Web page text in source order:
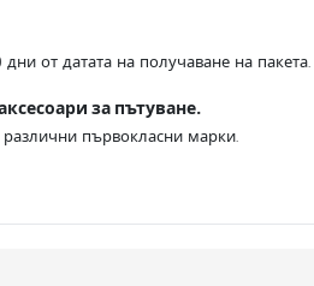
от датата на получаване на
за пътуване.
първокласни марки.